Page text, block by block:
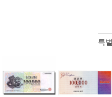
특